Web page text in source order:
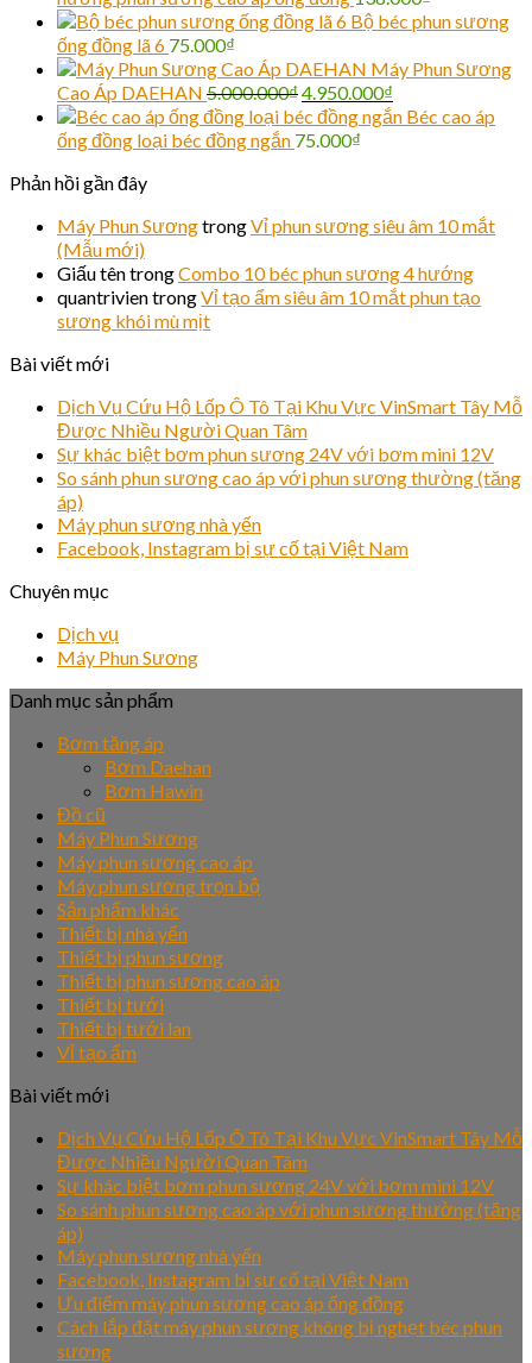
Bộ béc phun sương
ống đồng lã 6 75.000₫
Máy Phun Sương
Cao Áp DAEHAN 5.000.000₫4.950.000₫
Béc cao áp
ống đồng loại béc đồng ngắn 75.000₫
Phản hồi gần đây
Máy Phun SươngtrongVỉ phun sương siêu âm 10 mắt
(Mẫu mới)
Giấu têntrongCombo 10 béc phun sương 4 hướng
quantrivientrongVỉ tạo ẩm siêu âm 10 mắt phun tạo
sương khói mù mịt
Bài viết mới
Dịch Vụ Cứu Hộ Lốp Ô Tô Tại Khu Vực VinSmart Tây Mỗ
Được Nhiều Người Quan Tâm
Sự khác biệt bơm phun sương 24V với bơm mini 12V
So sánh phun sương cao áp với phun sương thường (tăng
áp)
Máy phun sương nhà yến
Facebook, Instagram bị sự cố tại Việt Nam
Chuyên mục
Dịch vụ
Máy Phun Sương
Danh mục sản phẩm
Bơm tăng áp
Bơm Daehan
Bơm Hawin
Đồ cũ
Máy Phun Sương
Máy phun sương cao áp
Máy phun sương trọn bộ
Sản phẩm khác
Thiết bị nhà yến
Thiết bị phun sương
Thiết bị phun sương cao áp
Thiết bị tưới
Thiết bị tưới lan
Vỉ tạo ẩm
Bài viết mới
Dịch Vụ Cứu Hộ Lốp Ô Tô Tại Khu Vực VinSmart Tây Mỗ
Được Nhiều Người Quan Tâm
Sự khác biệt bơm phun sương 24V với bơm mini 12V
So sánh phun sương cao áp với phun sương thường (tăng
áp)
Máy phun sương nhà yến
Facebook, Instagram bị sự cố tại Việt Nam
Ưu điểm máy phun sương cao áp ống đồng
Cách lắp đặt máy phun sương không bị nghẹt béc phun
sương